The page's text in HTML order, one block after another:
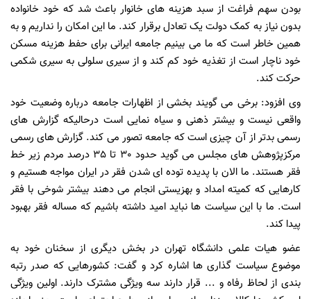
بودن سهم فراغت از سبد هزینه های خانوار باعث شد که خود خانواده
بدون نیاز به کمک دولت یک تعادل برقرار کند. ما این امکان را نداریم و به
همین خاطر است که ما می بینیم جامعه ایرانی برای حفط هزینه مسکن
خود ناچار است از تغذیه خود کم کند و از سیری سلولی به سیری شکمی
حرکت کند.
وی افزود: برخی می گویند بخشی از اظهارات جامعه درباره وضعیت خود
واقعی نیست و بیشتر ذهنی و سیاه نمایی است درحالیکه گزارش های
رسمی بدتر از آن چیزی است که جامعه تصور می کند. گزارش های رسمی
مرکزپژوهش های مجلس می گوید حدود 30 تا 35 درصد مردم زیر خط
فقر هستند. ما الان با پدیده توده ای شدن فقر در ایران مواجه هستیم و
کارهایی که کمیته امداد و بهزیستی انجام می دهند بیشتر شوخی با فقر
است. ما با این سیاست ها نباید امید داشته باشیم که مساله فقر بهبود
پیدا کند.
عضو هیات علمی دانشگاه تهران در بخش دیگری از سخنان خود به
موضوع سیاست گذاری ها اشاره کرد و گفت: کشورهایی که صدر رتبه
بندی از لحاظ رفاه و ... قرار دارند سه ویژگی مشترک دارند. اولین ویژگی